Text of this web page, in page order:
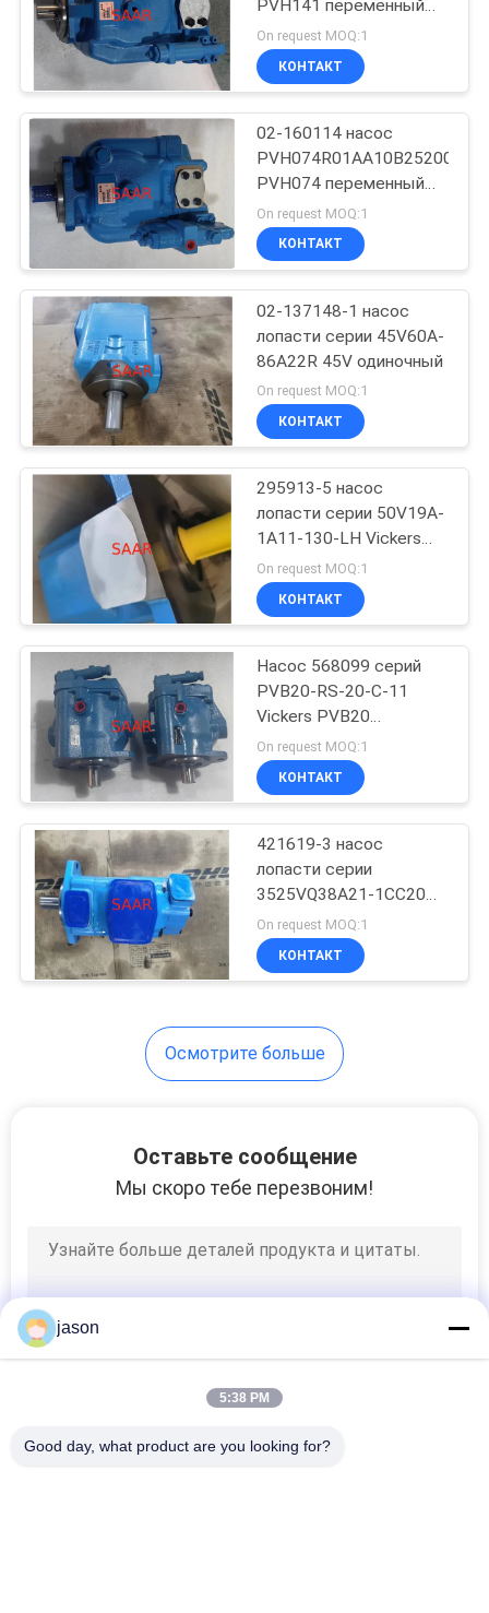
Патрон фильтра
Хйдак
патрон фильтра
Гидронасосы
Паркер Денисон
промышленный
гидронасос
126
Гидронасос Эатон
242
Промышленная
водяная задвижка
Электрический
двигатель
PVH141 переменный
аксиальнопоршневой
On request MOQ:1
КОНТАКТ
02-160114 насос
PVH074 переменный
аксиальнопоршневой
On request MOQ:1
КОНТАКТ
02-137148-1 насос
лопасти серии 45V60A-
86A22R 45V одиночный
On request MOQ:1
КОНТАКТ
295913-5 насос
лопасти серии 50V19A-
1A11-130-LH Vickers
50V одиночный
On request MOQ:1
КОНТАКТ
Насос 568099 серий
PVB20-RS-20-C-11
Vickers PVB20
аксиальнопоршневой
On request MOQ:1
КОНТАКТ
421619-3 насос
лопасти серии
3525VQ38A21-1CC20
VQ двойной
On request MOQ:1
КОНТАКТ
Осмотрите больше
Оставьте сообщение
Мы скоро тебе перезвоним!
jason
5:38 PM
Good day, what product are you looking for?